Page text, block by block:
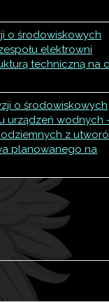
o środowiskowych
elektrowni
techniczną na
o środowiskowych
urządzeń wodnych
z
planowanego na